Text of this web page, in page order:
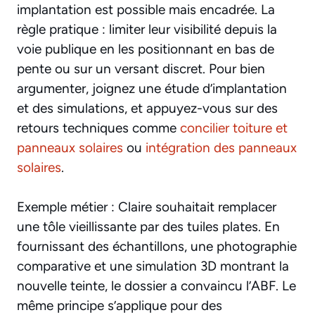
implantation est possible mais encadrée. La
règle pratique : limiter leur visibilité depuis la
voie publique en les positionnant en bas de
pente ou sur un versant discret. Pour bien
argumenter, joignez une étude d’implantation
et des simulations, et appuyez-vous sur des
retours techniques comme concilier toiture et
panneaux solaires ou intégration des panneaux
solaires.
Exemple métier : Claire souhaitait remplacer
une tôle vieillissante par des tuiles plates. En
fournissant des échantillons, une photographie
comparative et une simulation 3D montrant la
nouvelle teinte, le dossier a convaincu l’ABF. Le
même principe s’applique pour des